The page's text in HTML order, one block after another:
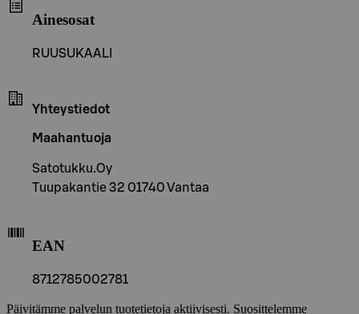
Ainesosat
RUUSUKAALI
Yhteystiedot
Maahantuoja
Satotukku.Oy
Tuupakantie 32 01740 Vantaa
EAN
8712785002781
Päivitämme palvelun tuotetietoja aktiivisesti. Suosittelemme